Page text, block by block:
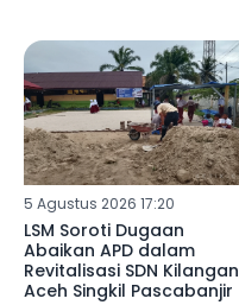
5 Agustus 2026 17:20
LSM Soroti Dugaan
Abaikan APD dalam
Revitalisasi SDN Kilangan
Aceh Singkil Pascabanjir